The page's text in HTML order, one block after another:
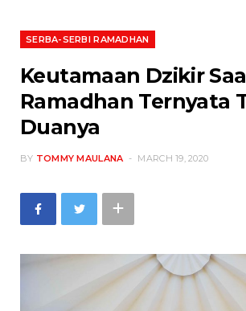
SERBA-SERBI RAMADHAN
Keutamaan Dzikir
Ramadhan Ternyata
Duanya
BY TOMMY MAULANA MARCH 19, 2020